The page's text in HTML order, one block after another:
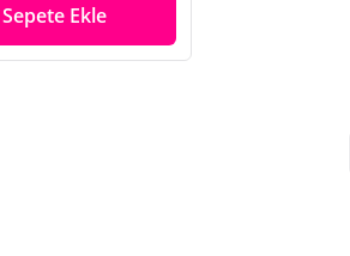
Sepete Ekle